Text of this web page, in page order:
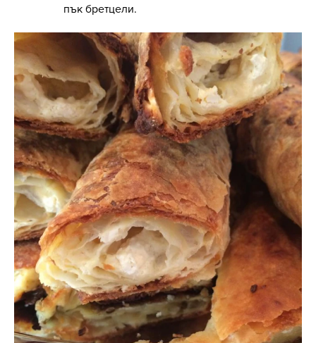
пък бретцели.